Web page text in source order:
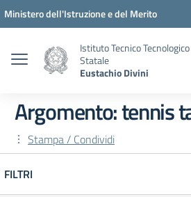
Vai ai contenuti
Vai al menu di navigazione
Vai al footer
Ministero dell'Istruzione e del Merito
Istituto Tecnico Tecnologico
Statale
Eustachio Divini
Argomento: tennis
Stampa / Condividi
FILTRI